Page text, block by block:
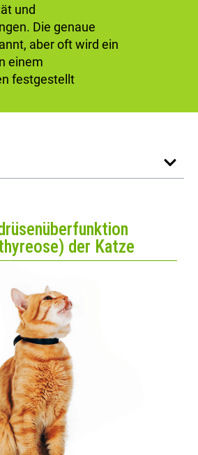
und
Die genaue
aber oft wird ein
einem
festgestellt
der Katze